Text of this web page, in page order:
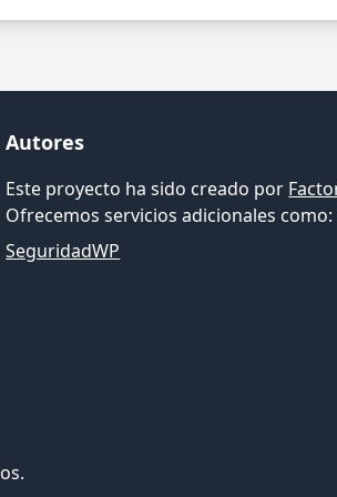
Autores
Este proyecto ha sido creado por
Ofrecemos servicios adicionales como:
SeguridadWP